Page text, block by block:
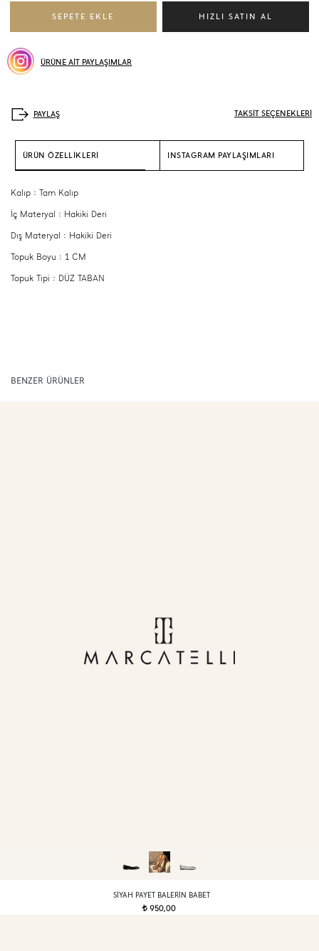
ÜRÜNE AİT PAYLAŞIMLAR
TAKSİT SEÇENEKLERİ
ÜRÜN ÖZELLİKLERİ INSTAGRAM PAYLAŞIMLARI
Kalıp : Tam Kalıp
İç Materyal : Hakiki Deri
Dış Materyal : Hakiki Deri
Topuk Boyu : 1 CM
Topuk Tipi : DÜZ TABAN
BENZER ÜRÜNLER
SIYAH PAYET BALERIN BABET
t950,00